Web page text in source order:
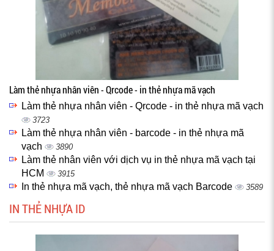
Làm thẻ nhựa nhân viên - Qrcode - in thẻ nhựa mã vạch
Làm thẻ nhựa nhân viên - Qrcode - in thẻ nhựa mã vạch
3723
Làm thẻ nhựa nhân viên - barcode - in thẻ nhựa mã
vạch
3890
Làm thẻ nhân viên với dịch vụ in thẻ nhựa mã vạch tại
HCM
3915
In thẻ nhựa mã vạch, thẻ nhựa mã vạch Barcode 3589
IN THẺ NHỰA ID